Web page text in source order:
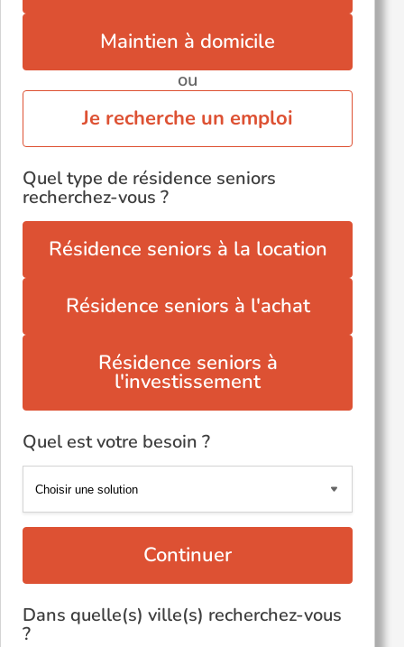
Maintien à domicile
ou
Je recherche un emploi
Quel type de résidence seniors
recherchez-vous ?
Résidence seniors à la location
Résidence seniors à l'achat
Résidence seniors à
l'investissement
Quel est votre besoin ?
Continuer
Dans quelle(s) ville(s) recherchez-vous
?